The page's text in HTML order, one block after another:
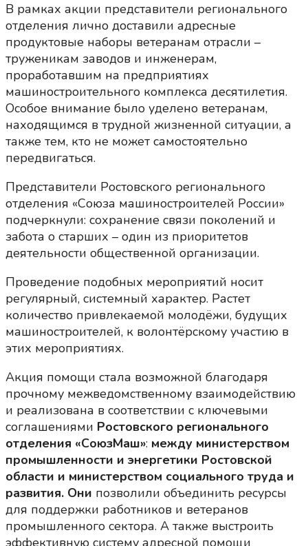
В рамках акции представители регионального
отделения лично доставили адресные
продуктовые наборы ветеранам отрасли –
труженикам заводов и инженерам,
проработавшим на предприятиях
машиностроительного комплекса десятилетия.
Особое внимание было уделено ветеранам,
находящимся в трудной жизненной ситуации, а
также тем, кто не может самостоятельно
передвигаться.
Представители Ростовского регионального
отделения «Союза машиностроителей России»
подчеркнули: сохранение связи поколений и
забота о старших – один из приоритетов
деятельности общественной организации.
Проведение подобных мероприятий носит
регулярный, системный характер. Растет
количество привлекаемой молодёжи, будущих
машиностроителей, к волонтёрскому участию в
этих мероприятиях.
Акция помощи стала возможной благодаря
прочному межведомственному взаимодействию
и реализована в соответствии с ключевыми
соглашениями Ростовского регионального
отделения «СоюзМаш»: между министерством
промышленности и энергетики Ростовской
области и министерством социального труда и
развития. Они позволили объединить ресурсы
для поддержки работников и ветеранов
промышленного сектора. А также выстроить